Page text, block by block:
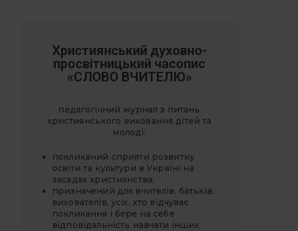
Християнський духовно-
просвітницький часопис
«СЛОВО ВЧИТЕЛЮ»
педагогічний журнал з питань
християнського виховання дітей та
молоді:
покликаний сприяти розвитку
освіти та культури в Україні на
засадах християнства;
призначений для вчителів, батьків,
вихователів, усіх, хто відчуває
покликання і бере на себе
відповідальність навчати інших